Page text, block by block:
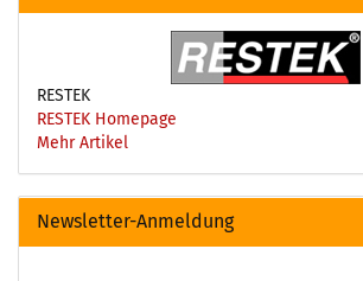
RESTEK
RESTEK Homepage
Mehr Artikel
Newsletter-Anmeldung